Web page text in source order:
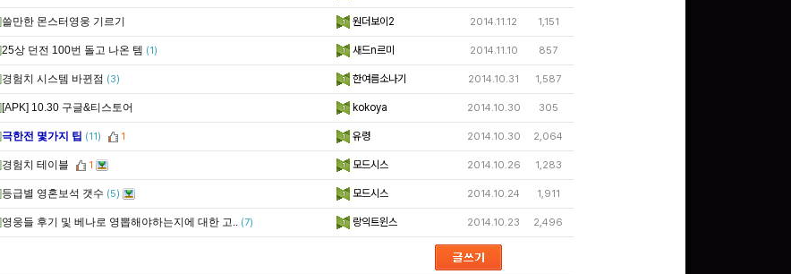
쓸만한 몬스터영웅 기르기 원더보이2 2014.11.12 1,151
25상 던전 100번 돌고 나온 템 (1) 새드n르미 2014.11.10 857
경험치 시스템 바뀐점 (3) 한여름소나기 2014.10.31 1,587
[APK] 10.30 구글&티스토어 kokoya 2014.10.30 305
극한전 몇가지 팁 (11) 1 유령 2014.10.30 2,064
경험치 테이블 1 모드시스 2014.10.26 1,283
등급별 영혼보석 갯수 (5) 모드시스 2014.10.24 1,911
영웅들 후기 및 베나로 영뽑해야하는지에 대한 고.. (7) 랑익트윈스 2014.10.23 2,496